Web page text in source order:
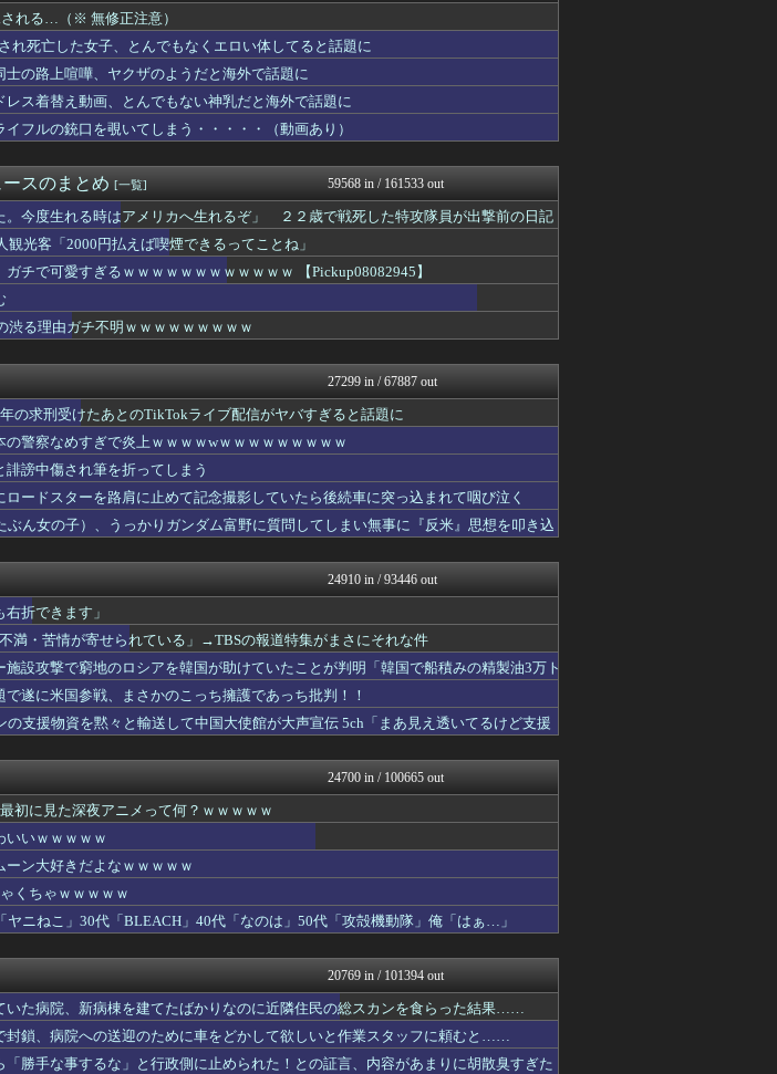
たよー！」親「！！！！！！」
修正注意）
ポッカキット
人も調査へ！！！
あじあニュースちゃんねる
ｗｗｗ
じわ速 芸能ニュースまとめ
べビメタだらけの・・・
じてる」って現象ある？
哲学ニュースnwk
感じの女子が好きww
まとめCUP
審者が乱入
ゴールデンタイムズ
丈夫そう
鷹速@ホークスまとめブログ
藤2回無失点 ...
虎速
白された俺。さらにキス責めに遭...
コいいし
ヒーローNEWS
ｗｗｗ
NEWSまとめもりー｜2c...
ンみたいになってしまう
mashlife通信
ｗｗwｗｗｗｗｗｗｗｗ❤
題歌がVチューバーで壊れてしま...
ゲーム実況者速報＠YouT...
おーるじゃんる
タメ伝説
トレンドの通り道
棟を建てたばかりなのに近隣住民...
U-1 NEWS.
ぶる速-VIP
の人きらい！」とか言う
ことに
ホロちゃんねる
ていること」を公然と批判され...
なんJ PRIDE
あラスボス戦前の状態に戻すぞ」...
げーあにびより｜ゲームやア...
と伝えた。すると「なに？最後の...
修羅場ライフ速報
封勝ち 2連敗で止め巨人...
なんじぇいスタジアム＠なん...
生！？並んだ人とその前後で連番...
日向坂46まとめ速報
あとのTikTokライブ配信が...
アニゲー速報
たら「この子はモテそう」「この...
子育てちゃんねる
アニメって何？ｗｗｗｗｗ
ぴこ速(〃'∇'〃)？
ニュース30over
ど上がって～～～！」⇒！！
不思議.net - 5ch...
的すぎたwwwwwww
女子アナお宝画像速報－5c...
すぎるｗｗｗｗ
おたくみくす 声優まとめ
ら「お子さんいらっしゃらない人...
かせまと！
果ｗｗｗｗｗｗｗｗｗｗｗ
えっ!?またここのサイト?
が凄すぎる件
け？
これだったｗｗｗｗ
保守速報
り手「悲しいし気持ち悪い」…悪...
痛いニュース(ﾉ∀`)
スターライト速報 -遊戯王...
デカ過ぎんだろ…」
ウマ娘まとめ速報うまろぐ
るモーニング娘。...
℃-ute派なんday
んだろう」と吹聴された。俺は嫁...
すまいる(^-^)ぶろぐ
】
コンテンツ・声優 | ラブ...
される…（※ 無修正注意）
れ死亡した女子、とんでもなくエロい体してると話題に
士の路上喧嘩、ヤクザのようだと海外で話題に
レス着替え動画、とんでもない神乳だと海外で話題に
フルの銃口を覗いてしまう・・・・・（動画あり）
スのまとめ [一覧] 59568 in / 161533 out
。今度生れる時はアメリカへ生れるぞ」 ２２歳で戦死した特攻隊員が出撃前の日記
光客「2000円払えば喫煙できるってことね」
チで可愛すぎるｗｗｗｗｗｗｗｗｗｗｗｗ 【Pickup08082945】
渋る理由ガチ不明ｗｗｗｗｗｗｗｗｗ
27299 in / 67887 out
の求刑受けたあとのTikTokライブ配信がヤバすぎると話題に
の警察なめすぎで炎上ｗｗｗｗwｗｗｗｗｗｗｗｗｗ
誹謗中傷され筆を折ってしまう
ロードスターを路肩に止めて記念撮影していたら後続車に突っ込まれて咽び泣く
ぶん女の子）、うっかりガンダム富野に質問してしまい無事に『反米』思想を叩き込
24910 in / 93446 out
折できます」
不満・苦情が寄せられている」→TBSの報道特集がまさにそれな件
施設攻撃で窮地のロシアを韓国が助けていたことが判明「韓国で船積みの精製油3万ト
で遂に米国参戦、まさかのこっち擁護であっち批判！！
の支援物資を黙々と輸送して中国大使館が大声宣伝 5ch「まあ見え透いてるけど支援
24700 in / 100665 out
初に見た深夜アニメって何？ｗｗｗｗｗ
いいｗｗｗｗｗ
ーン大好きだよなｗｗｗｗｗ
くちゃｗｗｗｗｗ
ヤニねこ」30代「BLEACH」40代「なのは」50代「攻殻機動隊」俺「はぁ…」
20769 in / 101394 out
いた病院、新病棟を建てたばかりなのに近隣住民の総スカンを食らった結果……
封鎖、病院への送迎のために車をどかして欲しいと作業スタッフに頼むと……
勝手な事するな」と行政側に止められた！との証言、内容があまりに胡散臭すぎた